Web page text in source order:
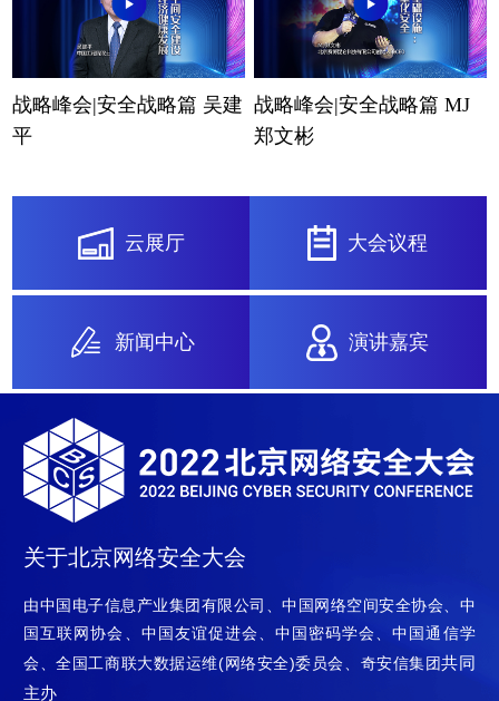
战略峰会|安全战略篇 吴建
平
战略峰会|安全战略篇 MJ
郑文彬
云展厅 大会议程
新闻中心 演讲嘉宾
关于北京网络安全大会
由中国电子信息产业集团有限公司、中国网络空间安全协会、中
国互联网协会、中国友谊促进会、中国密码学会、中国通信学
会、全国工商联大数据运维(网络安全)委员会、奇安信集团共同
主办